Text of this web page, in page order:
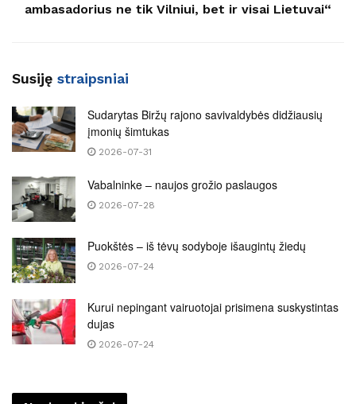
ambasadorius ne tik Vilniui, bet ir visai Lietuvai“
Susiję straipsniai
Sudarytas Biržų rajono savivaldybės didžiausių
įmonių šimtukas
2026-07-31
Vabalninke – naujos grožio paslaugos
2026-07-28
Puokštės – iš tėvų sodyboje išaugintų žiedų
2026-07-24
Kurui nepingant vairuotojai prisimena suskystintas
dujas
2026-07-24